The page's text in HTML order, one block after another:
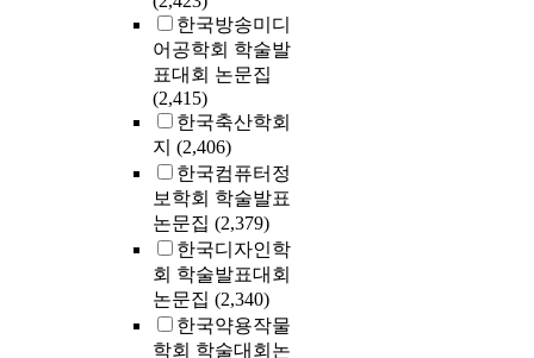
한국방송미디
어공학회 학술발
표대회 논문집
(2,415)
한국축산학회
지 (2,406)
한국컴퓨터정
보학회 학술발표
논문집 (2,379)
한국디자인학
회 학술발표대회
논문집 (2,340)
한국약용작물
학회 학술대회논